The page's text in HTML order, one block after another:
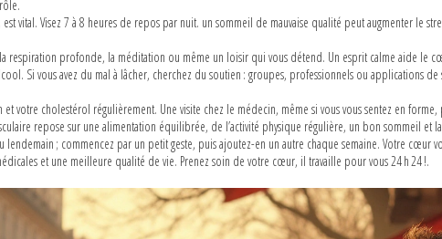
vital. Visez 7 à 8 heures de repos par nuit. un sommeil de mauvaise qualité peut augmenter le
la respiration profonde, la méditation ou même un loisir qui vous détend. Un esprit calme aide le
Si vous avez du mal à lâcher, cherchez du soutien : groupes, professionnels ou applications de
et votre cholestérol régulièrement. Une visite chez le médecin, même si vous vous sentez en
repose sur une alimentation équilibrée, de l’activité physique régulière, un bon sommeil et
; commencez par un petit geste, puis ajoutez-en un autre chaque semaine. Votre cœur
et une meilleure qualité de vie. Prenez soin de votre cœur, il travaille pour vous 24 h 24 !.